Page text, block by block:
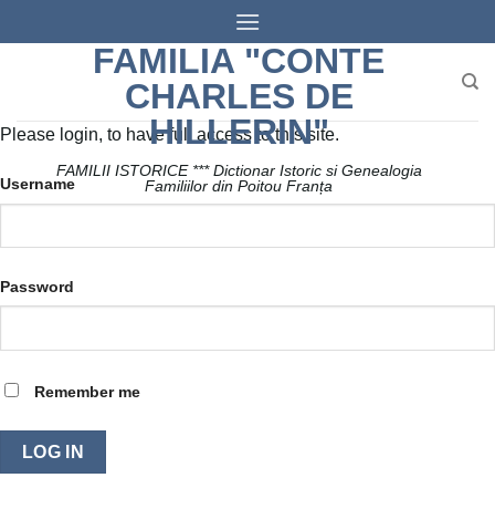
to
FAMILIA "CONTE
CHARLES DE
HILLERIN"
FAMILII ISTORICE *** Dictionar Istoric si Genealogia
Familiilor din Poitou Franța
Please login, to have full access to this site.
Username
Password
Remember me